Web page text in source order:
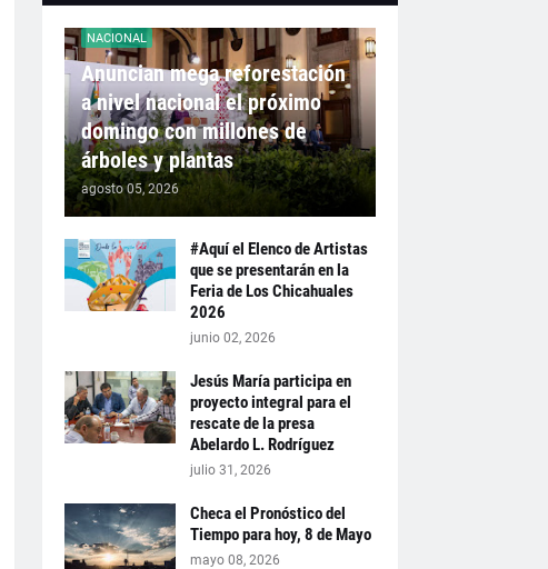
NACIONAL
Anuncian mega reforestación
a nivel nacional el próximo
domingo con millones de
árboles y plantas
agosto 05, 2026
#Aquí el Elenco de Artistas
que se presentarán en la
Feria de Los Chicahuales
2026
junio 02, 2026
Jesús María participa en
proyecto integral para el
rescate de la presa
Abelardo L. Rodríguez
julio 31, 2026
Checa el Pronóstico del
Tiempo para hoy, 8 de Mayo
mayo 08, 2026